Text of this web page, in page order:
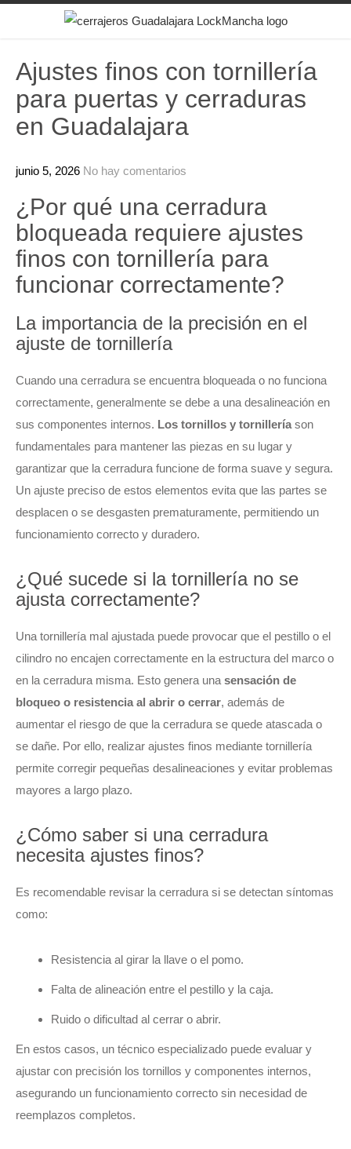
Ajustes finos con tornillería
para puertas y cerraduras
en Guadalajara
junio 5, 2026 No hay comentarios
¿Por qué una cerradura
bloqueada requiere ajustes
finos con tornillería para
funcionar correctamente?
La importancia de la precisión en el
ajuste de tornillería
Cuando una cerradura se encuentra bloqueada o no funciona
correctamente, generalmente se debe a una desalineación en
sus componentes internos. Los tornillos y tornillería son
fundamentales para mantener las piezas en su lugar y
garantizar que la cerradura funcione de forma suave y segura.
Un ajuste preciso de estos elementos evita que las partes se
desplacen o se desgasten prematuramente, permitiendo un
funcionamiento correcto y duradero.
¿Qué sucede si la tornillería no se
ajusta correctamente?
Una tornillería mal ajustada puede provocar que el pestillo o el
cilindro no encajen correctamente en la estructura del marco o
en la cerradura misma. Esto genera una sensación de
bloqueo o resistencia al abrir o cerrar, además de
aumentar el riesgo de que la cerradura se quede atascada o
se dañe. Por ello, realizar ajustes finos mediante tornillería
permite corregir pequeñas desalineaciones y evitar problemas
mayores a largo plazo.
¿Cómo saber si una cerradura
necesita ajustes finos?
Es recomendable revisar la cerradura si se detectan síntomas
como:
Resistencia al girar la llave o el pomo.
Falta de alineación entre el pestillo y la caja.
Ruido o dificultad al cerrar o abrir.
En estos casos, un técnico especializado puede evaluar y
ajustar con precisión los tornillos y componentes internos,
asegurando un funcionamiento correcto sin necesidad de
reemplazos completos.